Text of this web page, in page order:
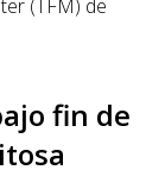
fin de